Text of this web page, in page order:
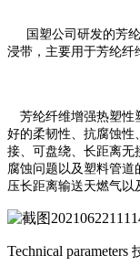
国塑公司研发的芳
浸带，主要用于芳纶纤
芳纶纤维增强热塑性
好的柔韧性、抗腐蚀性
接、可盘绕、长距离无
腐蚀问题以及塑料管道
压长距离输送天燃气以
Technical parameters